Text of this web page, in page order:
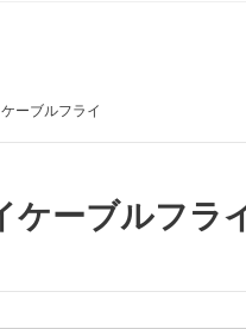
ーブルフライ
ケーブルフラ